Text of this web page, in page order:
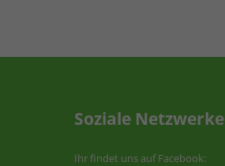
Soziale Netzwerke
Ihr findet uns auf Facebook: